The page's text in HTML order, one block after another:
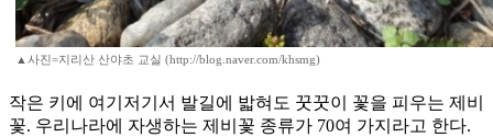
▲사진=지리산 산야초 교실 (http://blog.naver.com/khsmg)
작은 키에 여기저기서 발길에 밟혀도 꿋꿋이 꽃을 피우는 제비
꽃. 우리나라에 자생하는 제비꽃 종류가 70여 가지라고 한다.